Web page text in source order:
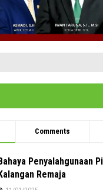
Comments
Bahaya Penyalahgunaan
Kalangan Remaja